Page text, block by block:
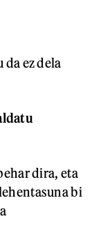
da ez dela
dira, eta
bi